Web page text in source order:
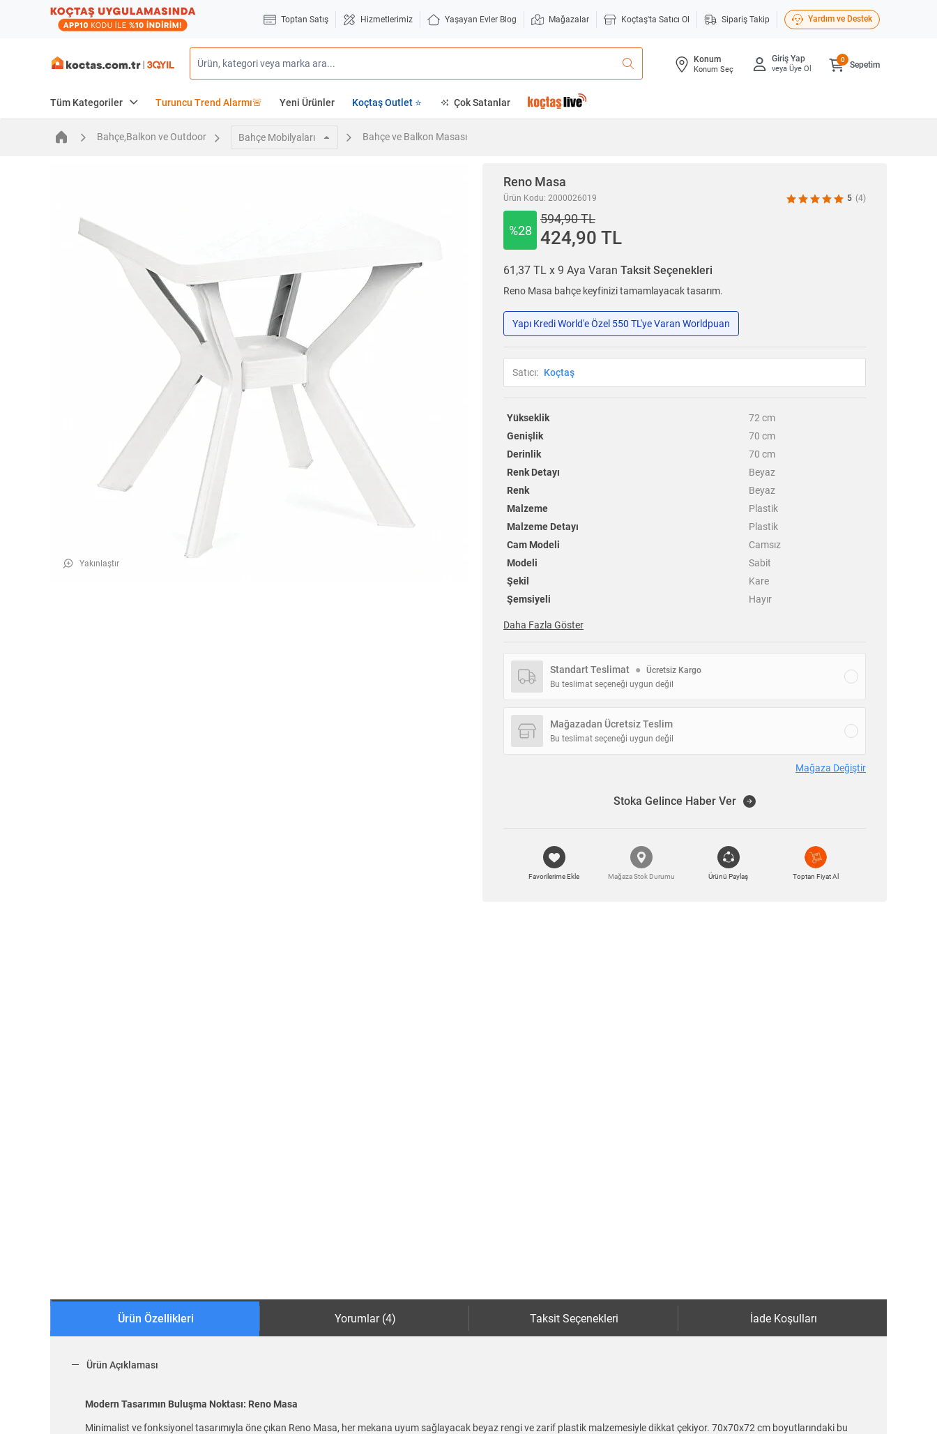
Toptan Satış Hizmetlerimiz Yaşayan Evler Blog Mağazalar Koçtaş'ta Satıcı Ol Sipariş Takip Yardım ve Destek
Konum
Konum Seç
Giriş Yap
veya Üye Ol Sepetim
0
Tüm Kategoriler Turuncu Trend Alarmı🚨 Yeni Ürünler Koçtaş Outlet ⭐ Çok Satanlar
Bahçe,Balkon ve Outdoor Bahçe Mobilyaları Bahçe ve Balkon Masası
Yakınlaştır
Reno Masa
Ürün Kodu: 2000026019 5 (4)
%28
594,90 TL
424,90 TL
61,37 TL x 9 Aya Varan Taksit Seçenekleri
Reno Masa bahçe keyfinizi tamamlayacak tasarım.
Yapı Kredi World'e Özel 550 TL'ye Varan Worldpuan
Satıcı: Koçtaş
Yükseklik 72 cm
Genişlik
70 cm
Derinlik
70 cm
Renk Detayı
Beyaz
Renk
Beyaz
Malzeme
Plastik
Malzeme Detayı
Plastik
Cam Modeli
Camsız
Modeli
Sabit
Şekil
Kare
Şemsiyeli
Hayır
Daha Fazla Göster
Standart Teslimat ●
Ücretsiz Kargo
Bu teslimat seçeneği uygun değil
Mağazadan Ücretsiz Teslim
Bu teslimat seçeneği uygun değil
Mağaza Değiştir
Stoka Gelince Haber Ver
Favorilerime Ekle Mağaza Stok Durumu Ürünü Paylaş Toptan Fiyat Al
Ürün Özellikleri Yorumlar (4) Taksit Seçenekleri İade Koşulları
Ürün Açıklaması
Modern Tasarımın Buluşma Noktası: Reno Masa
Minimalist ve fonksiyonel tasarımıyla öne çıkan Reno Masa, her mekana uyum sağlayacak beyaz rengi ve zarif plastik malzemesiyle dikkat çekiyor. 70x70x72 cm boyutlarındaki bu